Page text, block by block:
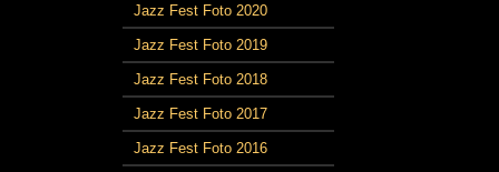
Jazz Fest Foto 2020
Jazz Fest Foto 2019
Jazz Fest Foto 2018
Jazz Fest Foto 2017
Jazz Fest Foto 2016